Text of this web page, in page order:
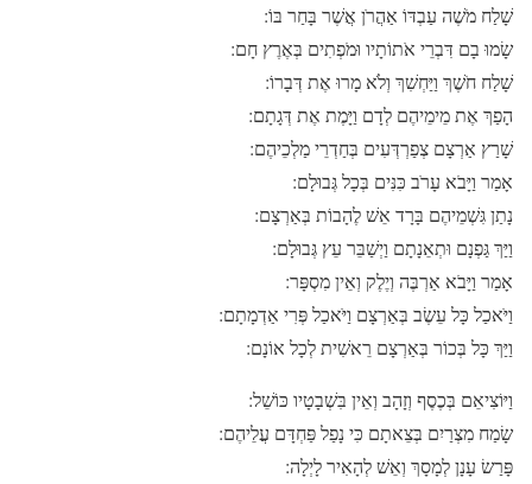
שָׁלַח מֹשֶׁה עַבְדּוֹ אַהֲרֹן אֲשֶׁר בָּחַר בּוֹ:
שָׂמוּ בָם דִּבְרֵי אֹתוֹתָיו וּמֹפְתִים בְּאֶרֶץ חָם:
שָׁלַח חֹשֶׁךְ וַיַּחְשִׁךְ וְלֹא מָרוּ אֶת דְּבָרוֹ:
הָפַךְ אֶת מֵימֵיהֶם לְדָם וַיָּמֶת אֶת דְּגָתָם:
שָׁרַץ אַרְצָם צְפַרְדְּעִים בְּחַדְרֵי מַלְכֵיהֶם:
אָמַר וַיָּבֹא עָרֹב כִּנִּים בְּכָל גְּבוּלָם:
נָתַן גִּשְׁמֵיהֶם בָּרָד אֵשׁ לֶהָבוֹת בְּאַרְצָם:
וַיַּךְ גַּפְנָם וּתְאֵנָתָם וַיְשַׁבֵּר עֵץ גְּבוּלָם:
אָמַר וַיָּבֹא אַרְבֶּה וְיֶלֶק וְאֵין מִסְפָּר:
וַיֹּאכַל כָּל עֵשֶׂב בְּאַרְצָם וַיֹּאכַל פְּרִי אַדְמָתָם:
וַיַּךְ כָּל בְּכוֹר בְּאַרְצָם רֵאשִׁית לְכָל אוֹנָם:
וַיּוֹצִיאֵם בְּכֶסֶף וְזָהָב וְאֵין בִּשְׁבָטָיו כּוֹשֵׁל:
שָׂמַח מִצְרַיִם בְּצֵאתָם כִּי נָפַל פַּחְדָּם עֲלֵיהֶם:
פָּרַשׂ עָנָן לְמָסָךְ וְאֵשׁ לְהָאִיר לָיְלָה: